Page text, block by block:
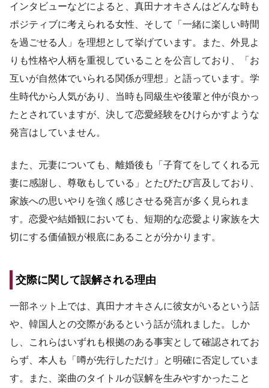
インタビューなどによると、真田ナオキさんはどんな時も
ポジティブに考えられる女性、そして「一緒に楽しい時間
を過ごせる人」を理想として挙げています。また、外見よ
りも性格や人柄を重視していることを公言しており、「お
互いが自然体でいられる関係が理想」と語っています。学
生時代から人気があり、当時も同級生や後輩と仲が良かっ
たとされていますが、決して恋愛経験をひけらかすような
発言はしていません。
また、元妻についても、離婚後も「子育てをしてくれる元
妻に感謝し、尊敬もしている」とたびたび言及しており、
家族への思いやりを強く感じさせる発言が多く見られま
す。恋愛や結婚観においても、短期的な恋愛より家族を大
切にする価値観が根底にあることが分かります。
交際に関して誤解される理由
一部ネット上では、真田ナオキさんに彼女がいるという話
や、韓国人との交際があるという話が流れました。しか
し、これらはいずれも根拠のある事実として確認されてお
らず、本人も「噂が先行しただけ」と明確に否定していま
す。また、楽曲のタイトルが誤解を生みやすかったこと